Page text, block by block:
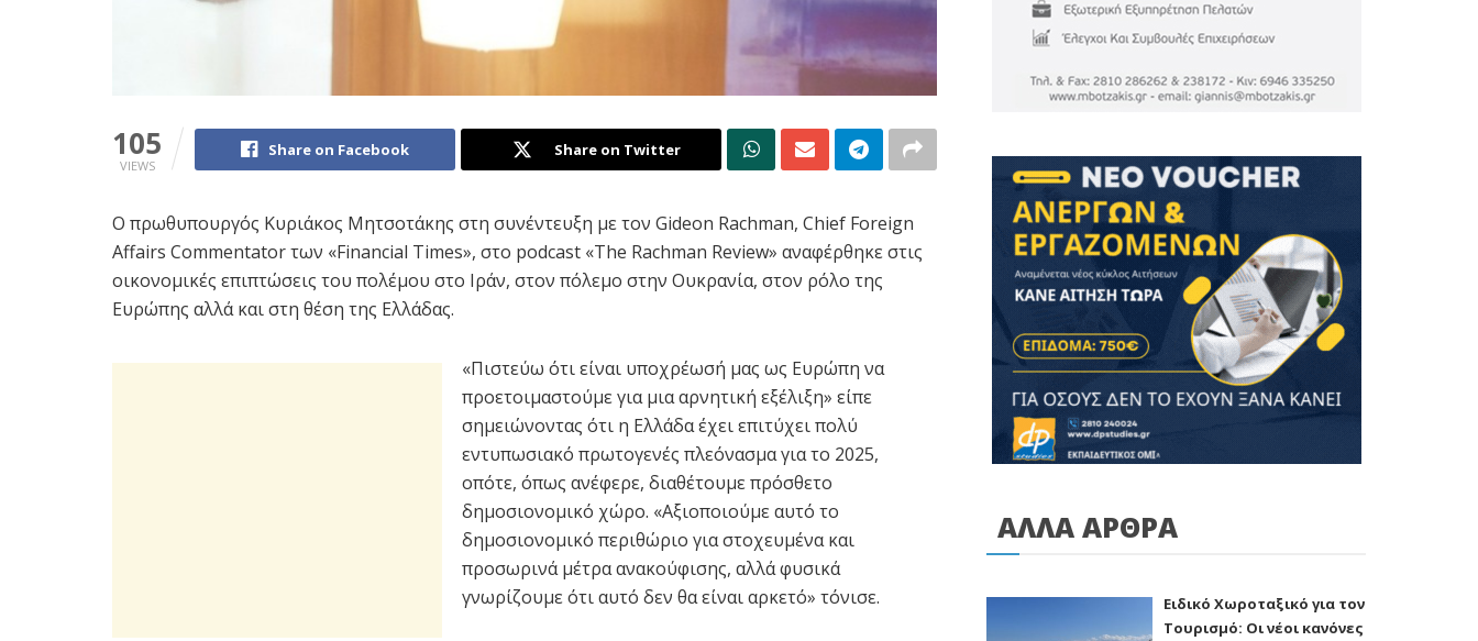
105
VIEWS
Share on Facebook Share on Twitter
Ο πρωθυπουργός Κυριάκος Μητσοτάκης στη συνέντευξη με τον Gideon Rachman, Chief Foreign
Affairs Commentator των «Financial Times», στο podcast «The Rachman Review» αναφέρθηκε στις
οικονομικές επιπτώσεις του πολέμου στο Ιράν, στον πόλεμο στην Ουκρανία, στον ρόλο της
Ευρώπης αλλά και στη θέση της Ελλάδας.
«Πιστεύω ότι είναι υποχρέωσή μας ως Ευρώπη να
προετοιμαστούμε για μια αρνητική εξέλιξη» είπε
σημειώνοντας ότι η Ελλάδα έχει επιτύχει πολύ
εντυπωσιακό πρωτογενές πλεόνασμα για το 2025,
οπότε, όπως ανέφερε, διαθέτουμε πρόσθετο
δημοσιονομικό χώρο. «Αξιοποιούμε αυτό το
δημοσιονομικό περιθώριο για στοχευμένα και
προσωρινά μέτρα ανακούφισης, αλλά φυσικά
γνωρίζουμε ότι αυτό δεν θα είναι αρκετό» τόνισε.
ΑΛΛΑ ΑΡΘΡΑ
Ειδικό Χωροταξικό για τον
Τουρισμό: Οι νέοι κανόνες